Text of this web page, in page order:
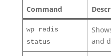
Command
wp redis
status
and